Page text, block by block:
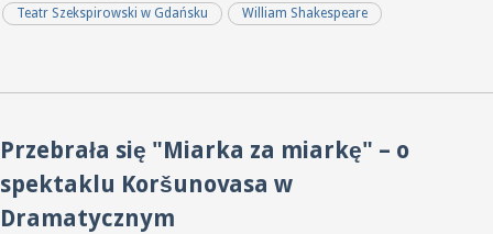
Teatr Szekspirowski w Gdańsku
William Shakespeare
Przebrała się "Miarka za miarkę" – o
spektaklu Koršunovasa w
Dramatycznym